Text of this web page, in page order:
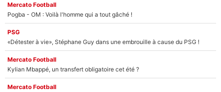
Mercato Football
Pogba - OM : Voilà l'homme qui a tout gâché !
PSG
«Détester à vie», Stéphane Guy dans une embrouille à cause du PSG !
Mercato Football
Kylian Mbappé, un transfert obligatoire cet été ?
Mercato Football